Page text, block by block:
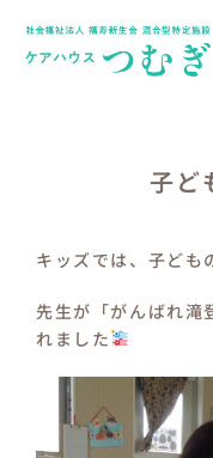
年間行事
つむぎキッズブログ
子ど
キッズでは、子ど
先生が「がんばれ滝
れました